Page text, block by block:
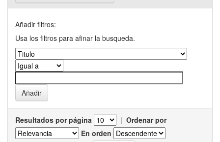
Añadir filtros:
Usa los filtros para afinar la busqueda.
Resultados por página | Ordenar por
En orden